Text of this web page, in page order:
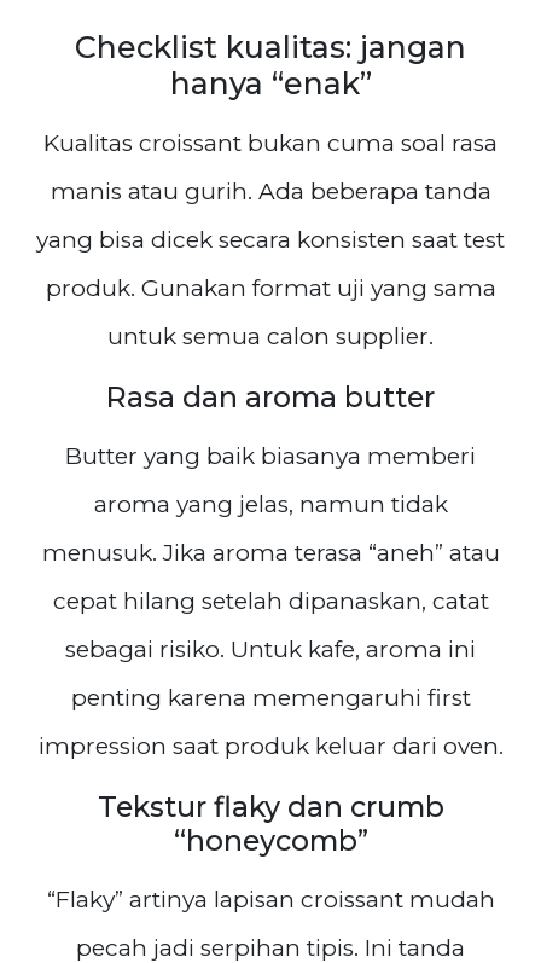
Checklist kualitas: jangan
hanya “enak”
Kualitas croissant bukan cuma soal rasa
manis atau gurih. Ada beberapa tanda
yang bisa dicek secara konsisten saat test
produk. Gunakan format uji yang sama
untuk semua calon supplier.
Rasa dan aroma butter
Butter yang baik biasanya memberi
aroma yang jelas, namun tidak
menusuk. Jika aroma terasa “aneh” atau
cepat hilang setelah dipanaskan, catat
sebagai risiko. Untuk kafe, aroma ini
penting karena memengaruhi first
impression saat produk keluar dari oven.
Tekstur flaky dan crumb
“honeycomb”
“Flaky” artinya lapisan croissant mudah
pecah jadi serpihan tipis. Ini tanda